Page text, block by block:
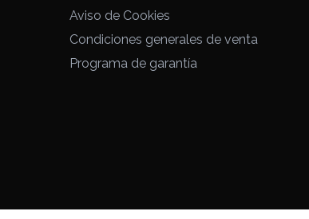
Aviso de Cookies
Condiciones generales de venta
Programa de garantía